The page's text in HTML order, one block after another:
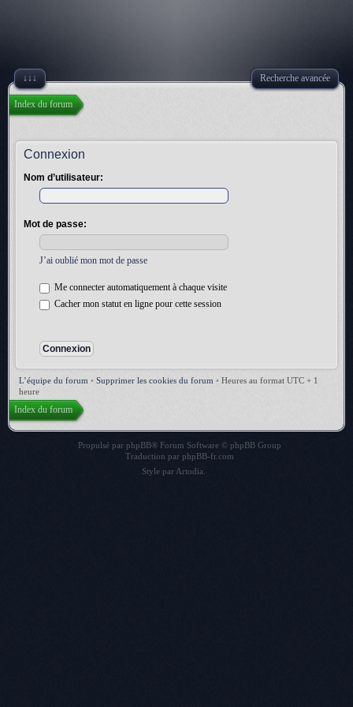
↓↓↓ Recherche avancée
Index du forum
Connexion
Nom d’utilisateur:
Mot de passe:
J’ai oublié mon mot de passe
Me connecter automatiquement à chaque visite
Cacher mon statut en ligne pour cette session
L’équipe du forum • Supprimer les cookies du forum • Heures au format UTC + 1
heure
Index du forum
Propulsé par phpBB® Forum Software © phpBB Group
Traduction par phpBB-fr.com
Style par Artodia